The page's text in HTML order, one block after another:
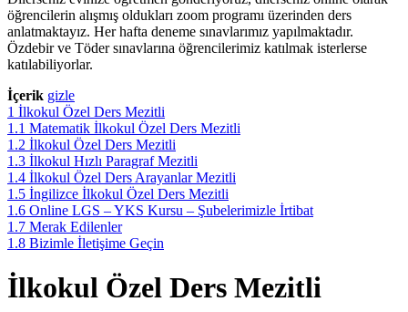
öğrencilerin alışmış oldukları zoom programı üzerinden ders
anlatmaktayız. Her hafta deneme sınavlarımız yapılmaktadır.
Özdebir ve Töder sınavlarına öğrencilerimiz katılmak isterlerse
katılabiliyorlar.
İçerik gizle
1 İlkokul Özel Ders Mezitli
1.1 Matematik İlkokul Özel Ders Mezitli
1.2 İlkokul Özel Ders Mezitli
1.3 İlkokul Hızlı Paragraf Mezitli
1.4 İlkokul Özel Ders Arayanlar Mezitli
1.5 İngilizce İlkokul Özel Ders Mezitli
1.6 Online LGS – YKS Kursu – Şubelerimizle İrtibat
1.7 Merak Edilenler
1.8 Bizimle İletişime Geçin
İlkokul Özel Ders Mezitli